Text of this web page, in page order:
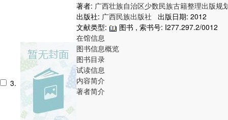
3.
著者: 广西壮族自治区少数民族古籍整理出版规
出版社: 广西民族出版社
出版日期: 2012
文献类型:
图书 , 索书号: I277.297.2/0012
在馆信息
图书信息概览
图书目录
试读信息
内容简介
著者简介